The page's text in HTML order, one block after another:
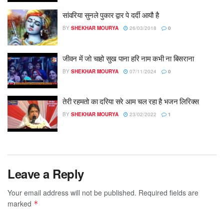
सांवरिया सुनले पुकार द्वार पे दर्दी आयौ है
BY SHEKHAR MOURYA 26/03/2018 0
जीवन में जो चाहो सुख पाना हरि नाम कभी ना बिसराना
BY SHEKHAR MOURYA 07/11/2024 0
तेरी रहमतो का दरिया सरे आम चल रहा है भजन लिरिक्स
BY SHEKHAR MOURYA 23/02/2022 1
Leave a Reply
Your email address will not be published. Required fields are
marked *